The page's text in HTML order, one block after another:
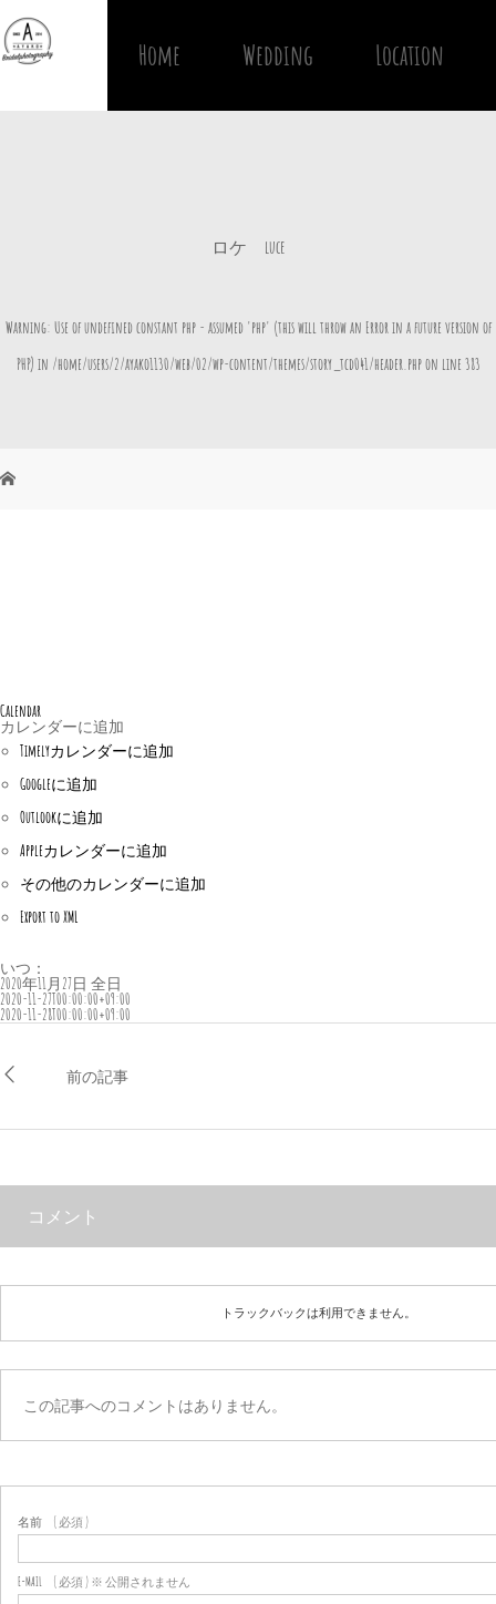
Home Wedding Location
ロケ luce
Warning: Use of undefined constant php - assumed 'php' (this will throw an Error in a future version of
PHP) in /home/users/2/ayako1130/web/02/wp-content/themes/story_tcd041/header.phpon line 383
Calendar
カレンダーに追加
Timelyカレンダーに追加
Googleに追加
Outlookに追加
Appleカレンダーに追加
その他のカレンダーに追加
Export to XML
いつ：
2020年11月27日 全日
2020-11-27T00:00:00+09:00
2020-11-28T00:00:00+09:00
前の記事
コメント
トラックバックは利用できません。
この記事へのコメントはありません。
名前 ( 必須 )
E-MAIL ( 必須 ) ※ 公開されません